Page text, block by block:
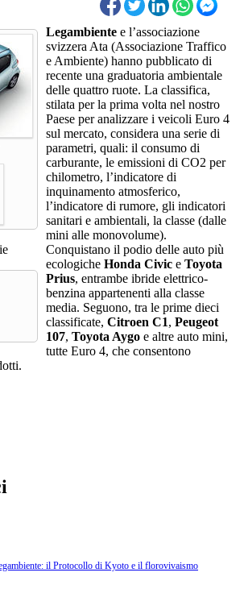
Legambiente e l’associazione
svizzera Ata (Associazione Traffico
e Ambiente) hanno pubblicato di
recente una graduatoria ambientale
delle quattro ruote. La classifica,
stilata per la prima volta nel nostro
Paese per analizzare i veicoli Euro 4
sul mercato, considera una serie di
parametri, quali: il consumo di
carburante, le emissioni di CO2 per
chilometro, l’indicatore di
inquinamento atmosferico,
l’indicatore di rumore, gli indicatori
sanitari e ambientali, la classe (dalle
mini alle monovolume).
Conquistano il podio delle auto più
ecologiche Honda Civic e Toyota
Prius, entrambe ibride elettrico-
benzina appartenenti alla classe
media. Seguono, tra le prime dieci
classificate, Citroen C1, Peugeot
107, Toyota Aygo e altre auto mini,
tutte Euro 4, che consentono
il Protocollo di Kyoto e il florovivaismo